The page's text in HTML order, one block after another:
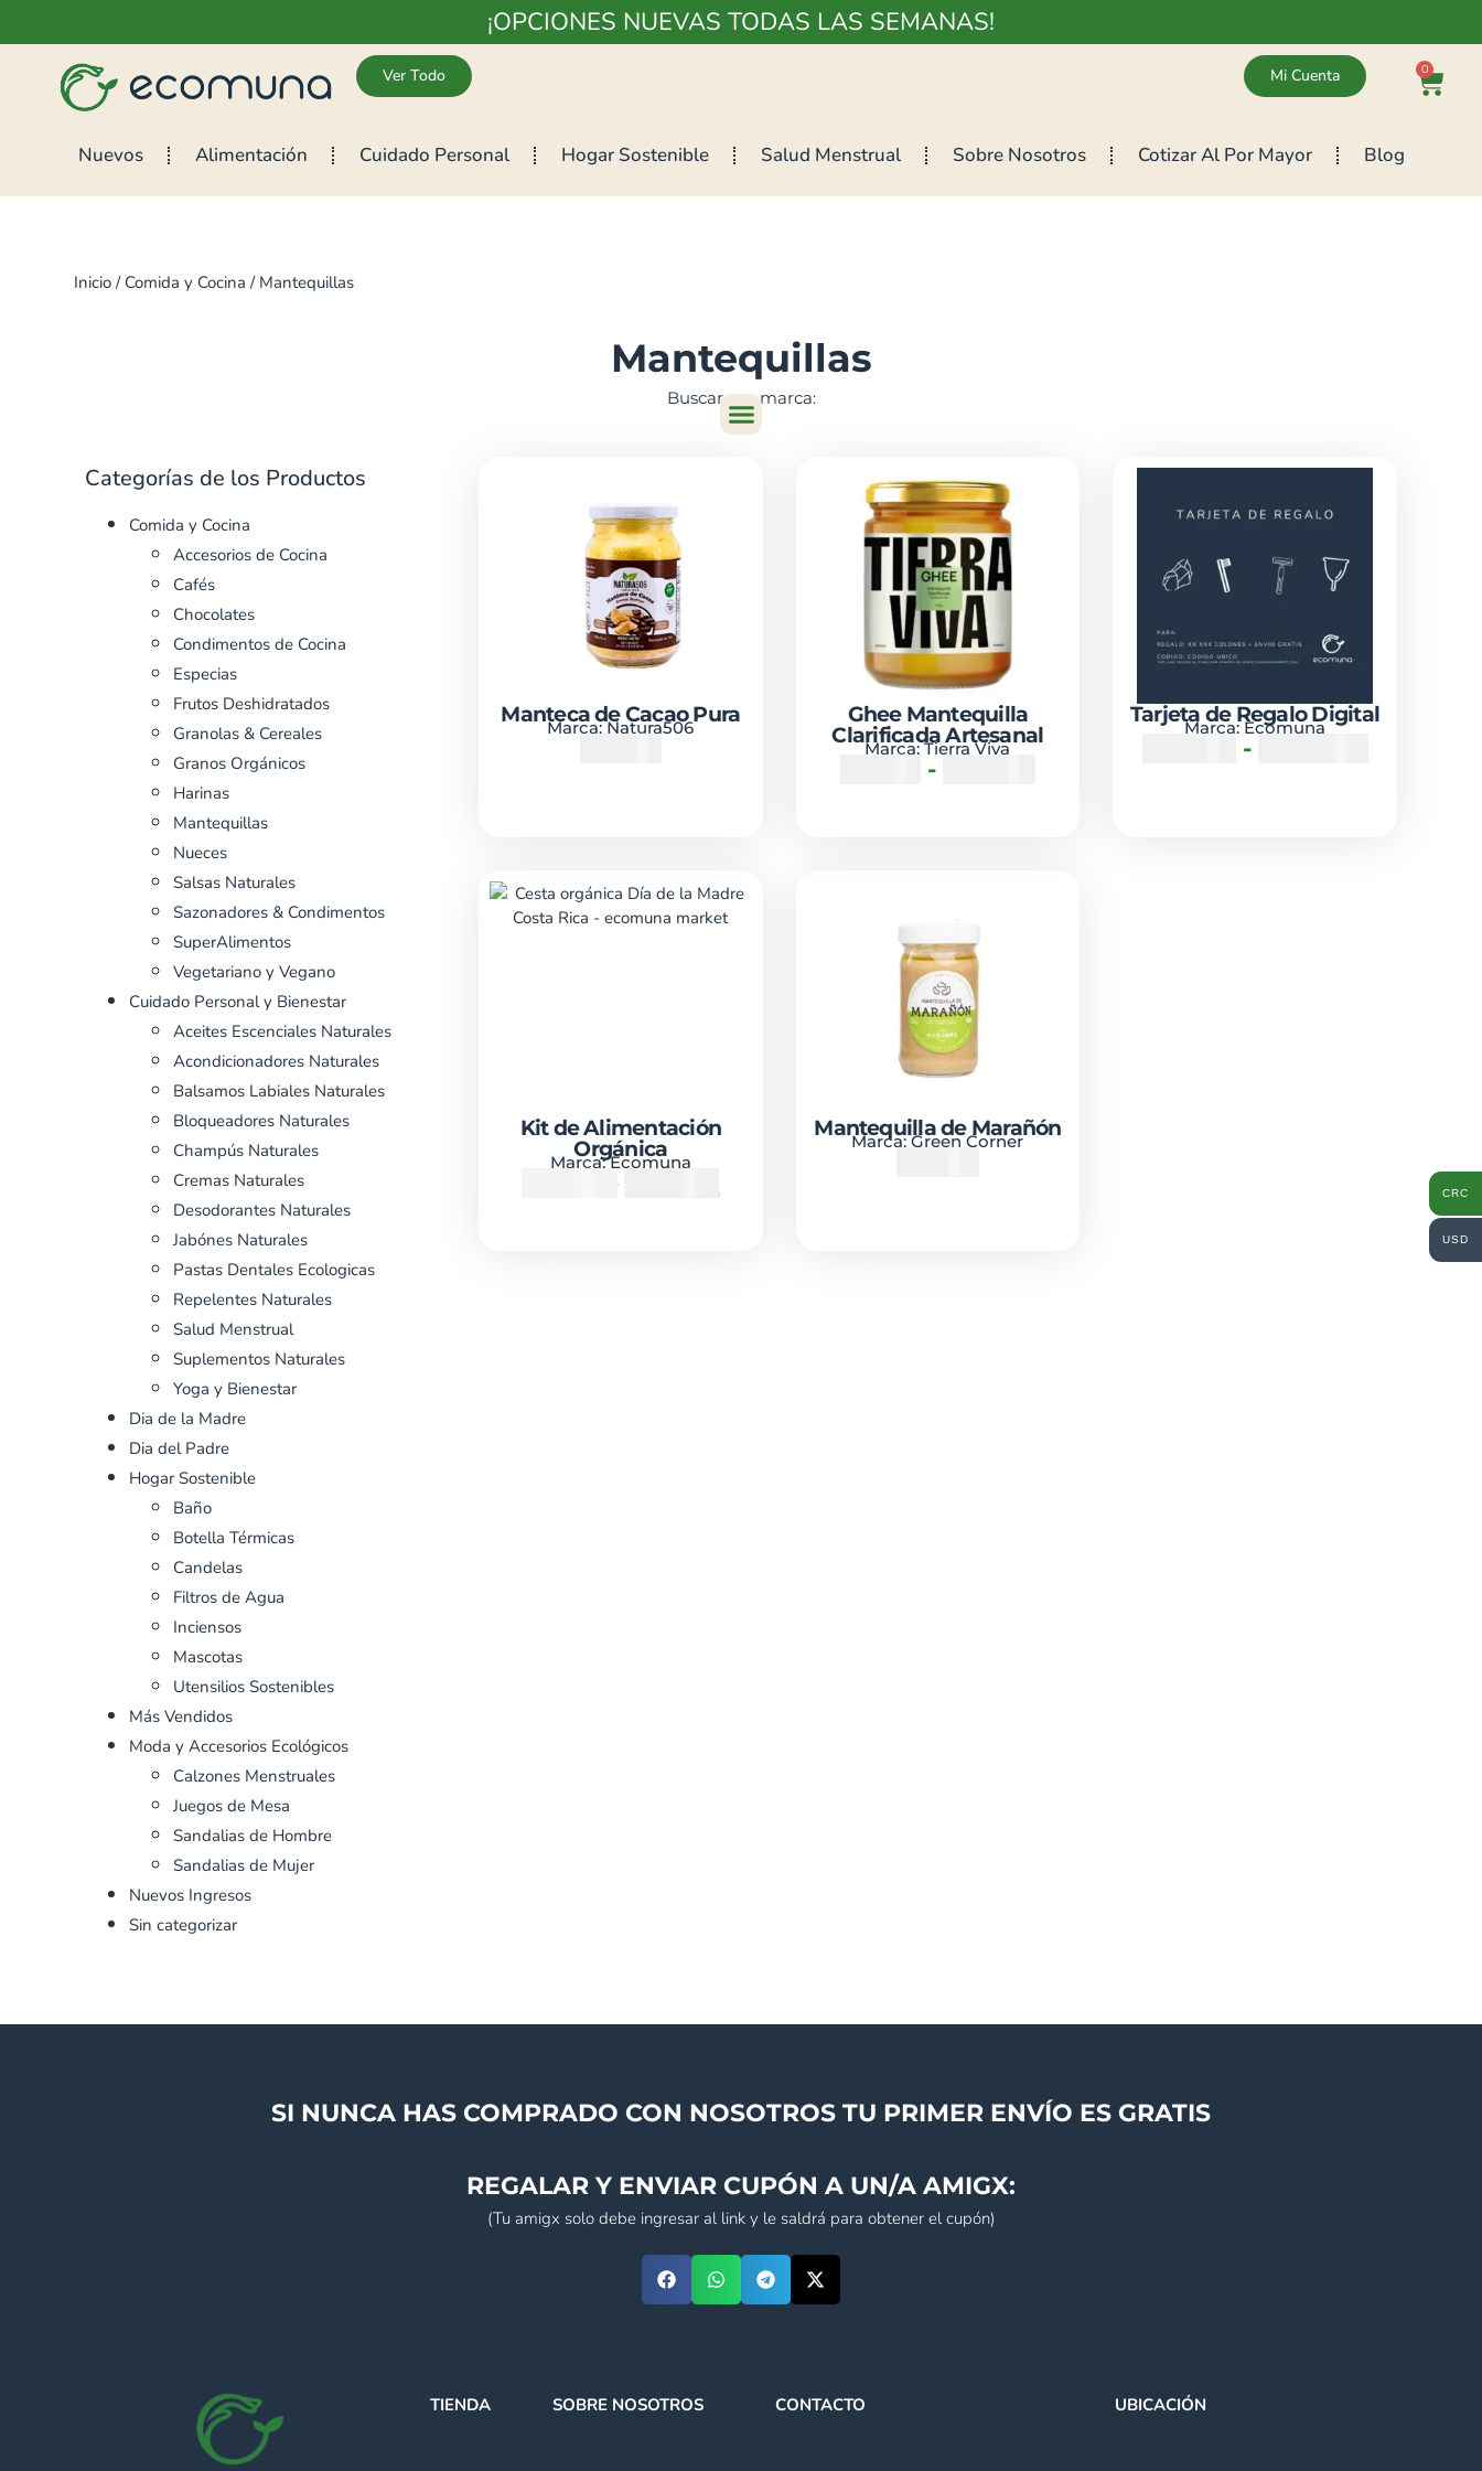
¡OPCIONES NUEVAS TODAS LAS SEMANAS!
Ver Todo Mi Cuenta 0
Nuevos Alimentación Cuidado Personal Hogar Sostenible Salud Menstrual Sobre Nosotros Cotizar Al Por Mayor Blog
Inicio / Comida y Cocina / Mantequillas
Mantequillas
Buscar por marca:
Categorías de los Productos
Comida y Cocina
Accesorios de Cocina
Cafés
Chocolates
Condimentos de Cocina
Especias
Frutos Deshidratados
Granolas & Cereales
Granos Orgánicos
Harinas
Mantequillas
Nueces
Salsas Naturales
Sazonadores & Condimentos
SuperAlimentos
Vegetariano y Vegano
Cuidado Personal y Bienestar
Aceites Escenciales Naturales
Acondicionadores Naturales
Balsamos Labiales Naturales
Bloqueadores Naturales
Champús Naturales
Cremas Naturales
Desodorantes Naturales
Jabónes Naturales
Pastas Dentales Ecologicas
Repelentes Naturales
Salud Menstrual
Suplementos Naturales
Yoga y Bienestar
Dia de la Madre
Dia del Padre
Hogar Sostenible
Baño
Botella Térmicas
Candelas
Filtros de Agua
Inciensos
Mascotas
Utensilios Sostenibles
Más Vendidos
Moda y Accesorios Ecológicos
Calzones Menstruales
Juegos de Mesa
Sandalias de Hombre
Sandalias de Mujer
Nuevos Ingresos
Sin categorizar
Manteca de Cacao Pura
Marca:Natura506
Ghee Mantequilla
Clarificada Artesanal
Marca:Tierra Viva
-
Tarjeta de Regalo Digital
Marca:Ecomuna
-
Kit de Alimentación
Orgánica
Marca:Ecomuna
29900
Mantequilla de Marañón
Marca:Green Corner
SI NUNCA HAS COMPRADO CON NOSOTROS TU PRIMER ENVÍO ES GRATIS
REGALAR Y ENVIAR CUPÓN A UN/A AMIGX:
(Tu amigx solo debe ingresar al link y le saldrá para obtener el cupón)
TIENDA SOBRE NOSOTROS CONTACTO UBICACIÓN
CRC
USD